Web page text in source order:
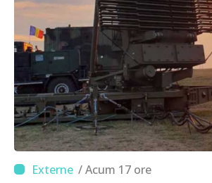
/ Acum 17 ore